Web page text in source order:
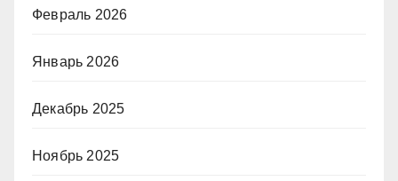
Февраль 2026
Январь 2026
Декабрь 2025
Ноябрь 2025